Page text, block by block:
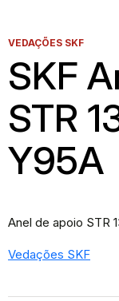
VEDAÇÕES SKF
SKF
STR
Y95A
Anel de apoio STR
Vedações SKF